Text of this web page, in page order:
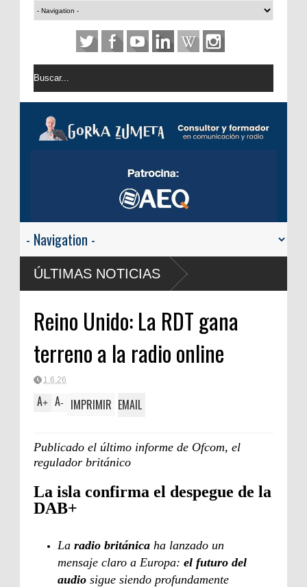
ÚLTIMAS NOTICIAS
Reino Unido: La RDT gana
terreno a la radio online
1.6.26
A+ A- IMPRIMIR EMAIL
Publicado el último informe de Ofcom, el
regulador británico
La isla confirma el despegue de la
DAB+
La radio británica ha lanzado un
mensaje claro a Europa: el futuro del
audio sigue siendo profundamente